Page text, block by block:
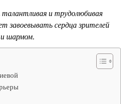
и трудолюбивая
завоевывать сердца зрителей
шармом.